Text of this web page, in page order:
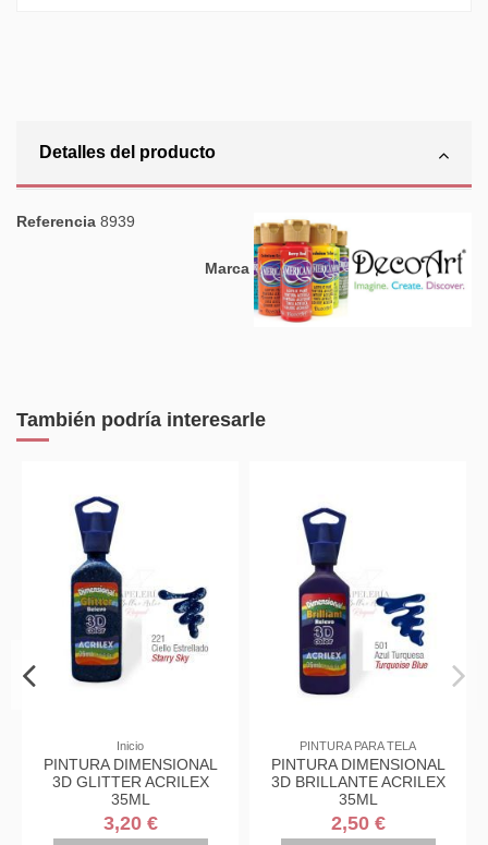
Detalles del producto
Marca
Referencia 8939
También podría interesarle
Inicio
PINTURA DIMENSIONAL
3D GLITTER ACRILEX
35ML
3,20 €
PINTURA PARA TELA
PINTURA DIMENSIONAL
3D BRILLANTE ACRILEX
35ML
2,50 €